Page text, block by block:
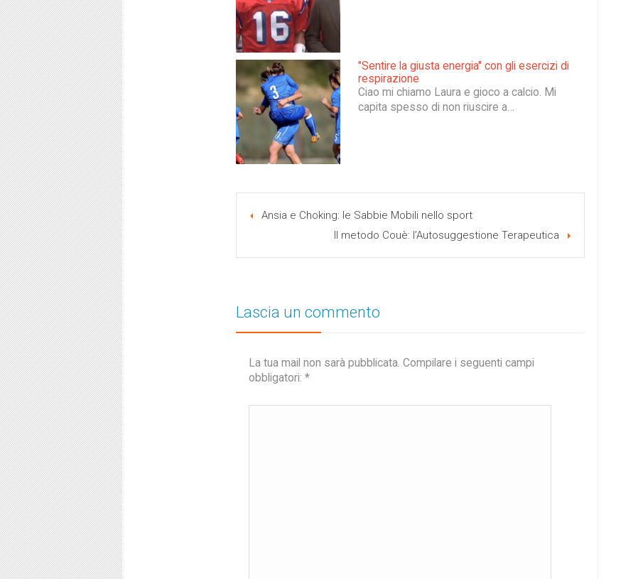
"Sentire la giusta energia" con gli esercizi di
respirazione
Ciao mi chiamo Laura e gioco a calcio. Mi
capita spesso di non riuscire a…
Ansia e Choking: le Sabbie Mobili nello sport
Il metodo Couè: l’Autosuggestione Terapeutica
Lascia un commento
La tua mail non sarà pubblicata. Compilare i seguenti campi
obbligatori: *